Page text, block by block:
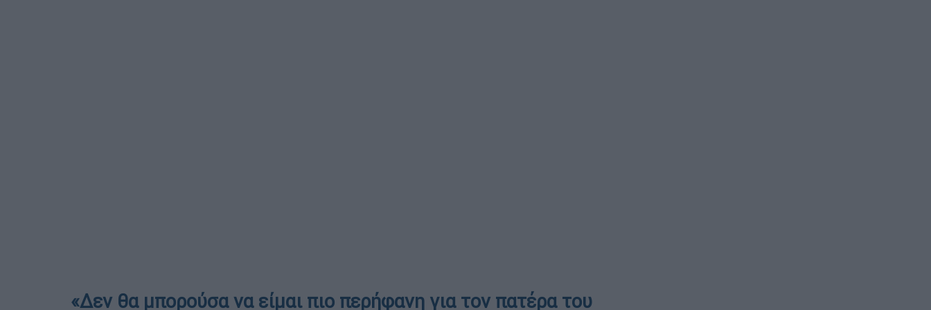
«Δεν θα μπορούσα να είμαι πιο περήφανη για τον πατέρα του